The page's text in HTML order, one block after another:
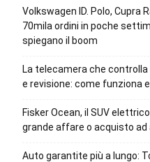
Volkswagen ID. Polo, Cupra
70mila ordini in poche
spiegano il boom
La telecamera che
e revisione: come funziona
Fisker Ocean, il SUV
grande affare o acquisto ad
Auto garantite più a lungo: